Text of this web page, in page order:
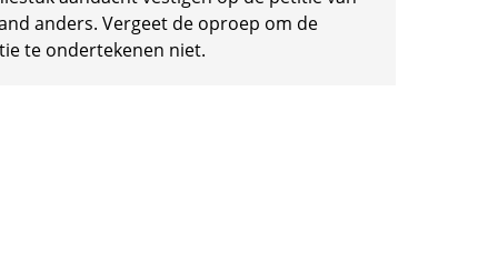
anders. Vergeet de oproep om de
te ondertekenen niet.